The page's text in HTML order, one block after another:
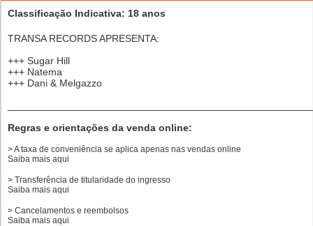
Classificação Indicativa: 18 anos
TRANSA RECORDS APRESENTA:
+++ Sugar Hill
+++ Natema
+++ Dani & Melgazzo
Regras e orientações da venda online:
> A taxa de conveniência se aplica apenas nas vendas online
Saiba mais aqui
> Transferência de titularidade do ingresso
Saiba mais aqui
> Cancelamentos e reembolsos
Saiba mais aqui